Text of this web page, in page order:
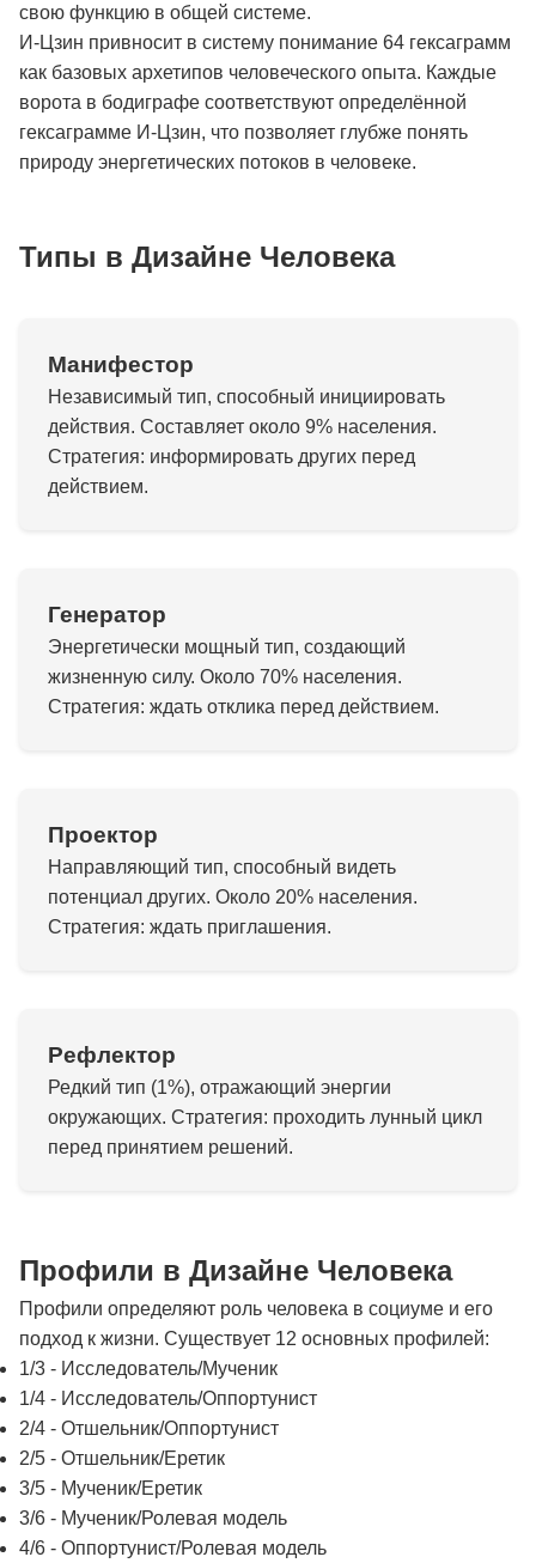
свою функцию в общей системе.
И-Цзин привносит в систему понимание 64 гексаграмм
как базовых архетипов человеческого опыта. Каждые
ворота в бодиграфе соответствуют определённой
гексаграмме И-Цзин, что позволяет глубже понять
природу энергетических потоков в человеке.
Типы в Дизайне Человека
Манифестор
Независимый тип, способный инициировать
действия. Составляет около 9% населения.
Стратегия: информировать других перед
действием.
Генератор
Энергетически мощный тип, создающий
жизненную силу. Около 70% населения.
Стратегия: ждать отклика перед действием.
Проектор
Направляющий тип, способный видеть
потенциал других. Около 20% населения.
Стратегия: ждать приглашения.
Рефлектор
Редкий тип (1%), отражающий энергии
окружающих. Стратегия: проходить лунный цикл
перед принятием решений.
Профили в Дизайне Человека
Профили определяют роль человека в социуме и его
подход к жизни. Существует 12 основных профилей:
1/3 - Исследователь/Мученик
1/4 - Исследователь/Оппортунист
2/4 - Отшельник/Оппортунист
2/5 - Отшельник/Еретик
3/5 - Мученик/Еретик
3/6 - Мученик/Ролевая модель
4/6 - Оппортунист/Ролевая модель